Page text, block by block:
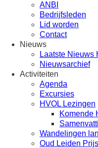
ANBI
Bedrijfsleden
Lid worden
Contact
Nieuws
Laatste Nieuws
Nieuwsarchief
Activiteiten
Agenda
Excursies
HVOL Lezingen
Komende
Wandelingen
Oud Leiden Prijs